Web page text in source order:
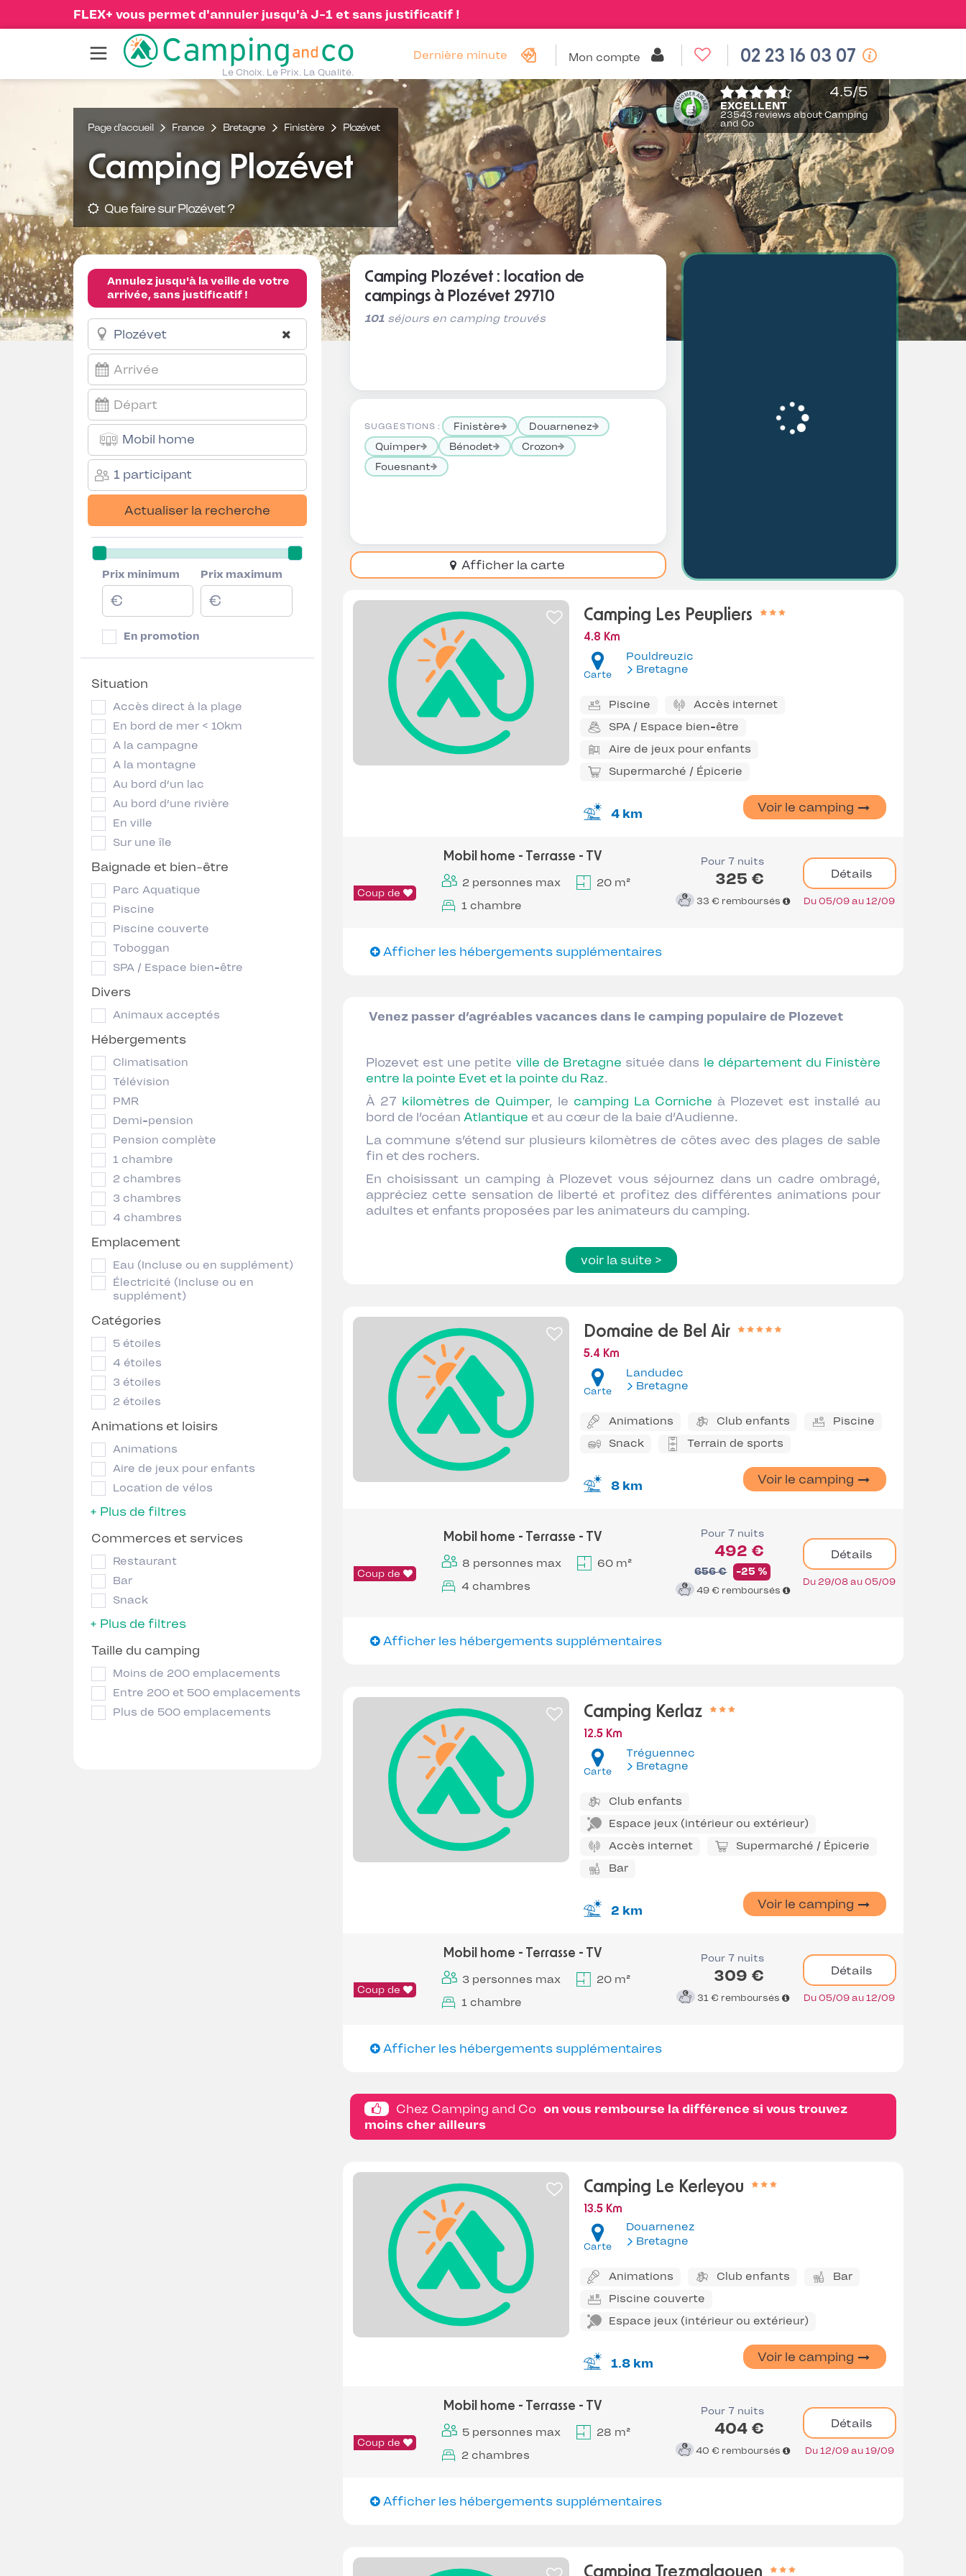
FLEX+ vous permet d'annuler jusqu'à J-1 et sans justificatif !
Le Choix. Le Prix. La Qualité.
Dernière minute Mon compte 02 23 16 03 07
EXCELLENT
4.5/5
23543 reviews about Camping
and Co
Page d'accueil France Bretagne Finistère Plozévet
Camping Plozévet
Que faire sur Plozévet ?
Annulez jusqu'à la veille de votre
arrivée, sans justificatif !
Mobil home
1 participant
Actualiser la recherche
Prix minimum Prix maximum
En promotion
Situation
Accès direct à la plage
En bord de mer < 10km
A la campagne
A la montagne
Au bord d’un lac
Au bord d’une rivière
En ville
Sur une île
Baignade et bien-être
Parc Aquatique
Piscine
Piscine couverte
Toboggan
SPA / Espace bien-être
Divers
Animaux acceptés
Hébergements
Climatisation
Télévision
PMR
Demi-pension
Pension complète
1 chambre
2 chambres
3 chambres
4 chambres
Emplacement
Eau (Incluse ou en supplément)
Électricité (Incluse ou en
supplément)
Catégories
5 étoiles
4 étoiles
3 étoiles
2 étoiles
Animations et loisirs
Animations
Aire de jeux pour enfants
Location de vélos
+ Plus de filtres
Commerces et services
Restaurant
Bar
Snack
+ Plus de filtres
Taille du camping
Moins de 200 emplacements
Entre 200 et 500 emplacements
Plus de 500 emplacements
Camping Plozévet : location de
campings à Plozévet 29710
101séjours en camping trouvés
SUGGESTIONS : Finistère
Douarnenez
Quimper
Bénodet
Crozon
Fouesnant
Afficher la carte
Camping Les Peupliers
4.8 Km
Carte
Pouldreuzic
Bretagne
Piscine
Accès internet
SPA / Espace bien-être
Aire de jeux pour enfants
Supermarché / Épicerie
4 km Voir le camping
Coup de
Mobil home - Terrasse - TV
2 personnes max
20 m²
1 chambre
Pour 7 nuits
325 €
33 € remboursés
Détails
Du 05/09 au 12/09
Afficher les hébergements supplémentaires
Venez passer d’agréables vacances dans le camping populaire de Plozevet
Plozevet est une petite ville de Bretagne située dans le département du Finistère
entre la pointe Evet et la pointe du Raz.
À 27 kilomètres de Quimper, le camping La Corniche à Plozevet est installé au
bord de l’océan Atlantique et au cœur de la baie d’Audienne.
La commune s’étend sur plusieurs kilomètres de côtes avec des plages de sable
fin et des rochers.
En choisissant un camping à Plozevet vous séjournez dans un cadre ombragé,
appréciez cette sensation de liberté et profitez des différentes animations pour
adultes et enfants proposées par les animateurs du camping.
voir la suite >
Domaine de Bel Air
5.4 Km
Carte
Landudec
Bretagne
Animations Club enfants
Piscine
Snack
Terrain de sports
8 km Voir le camping
Coup de
Mobil home - Terrasse - TV
8 personnes max
60 m²
4 chambres
Pour 7 nuits
492 €
656 € -25 %
49 € remboursés
Détails
Du 29/08 au 05/09
Afficher les hébergements supplémentaires
Camping Kerlaz
12.5 Km
Carte
Tréguennec
Bretagne
Club enfants
Espace jeux (intérieur ou extérieur)
Accès internet
Supermarché / Épicerie
Bar
2 km Voir le camping
Coup de
Mobil home - Terrasse - TV
3 personnes max
20 m²
1 chambre
Pour 7 nuits
309 €
31 € remboursés
Détails
Du 05/09 au 12/09
Afficher les hébergements supplémentaires
Chez Camping and Co on vous rembourse la différence si vous trouvez
moins cher ailleurs
Camping Le Kerleyou
13.5 Km
Carte
Douarnenez
Bretagne
Animations Club enfants
Bar
Piscine couverte
Espace jeux (intérieur ou extérieur)
1.8 km Voir le camping
Coup de
Mobil home - Terrasse - TV
5 personnes max
28 m²
2 chambres
Pour 7 nuits
404 €
40 € remboursés
Détails
Du 12/09 au 19/09
Afficher les hébergements supplémentaires